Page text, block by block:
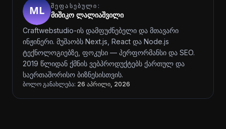
ᲨᲔᲤᲐᲡᲔᲑᲣᲚᲘ:
მიშიკო ლალიაშვილი
Craftwebstudio-ის დამფუძნებელი და მთავარი
ინჟინერი. მუშაობს Next.js, React და Node.js
ტექნოლოგიებზე, ფოკუსი — პერფორმანსი და SEO.
2019 წლიდან ქმნის ვებპროდუქტებს ქართულ და
საერთაშორისო ბიზნესისთვის.
ბოლო განახლება: 26 აპრილი, 2026